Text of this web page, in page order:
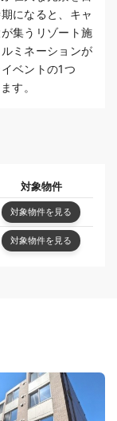
になると、キャ
集うリゾート施
ミネーションが
ベントの1つ
す。
対象物件
対象物件を見る
対象物件を見る